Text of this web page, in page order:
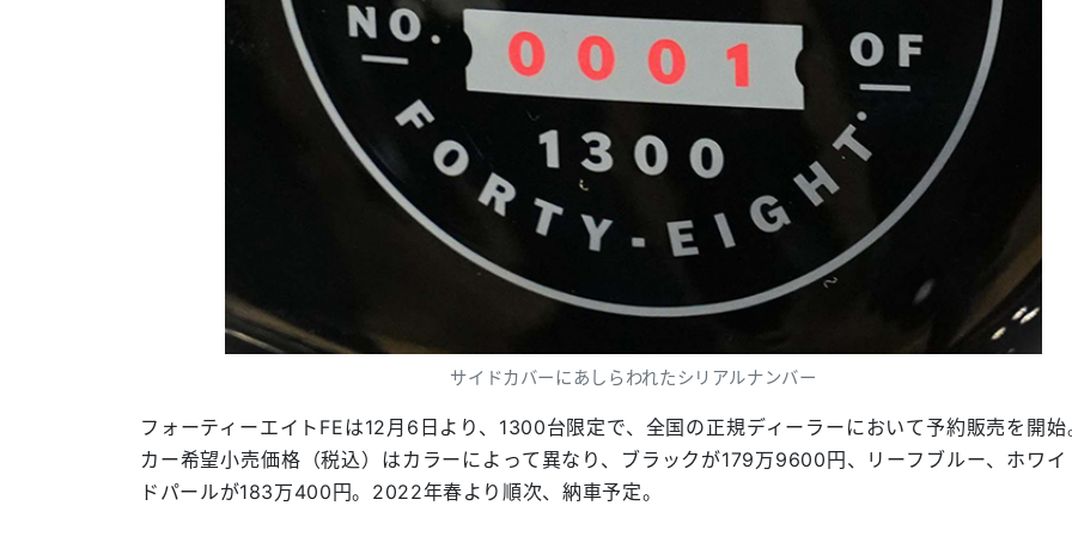
サイドカバーにあしらわれたシリアルナンバー
フォーティーエイトFEは12月6日より、1300台限定で、全国の正規ディーラーにおいて予約販売を開始
カー希望小売価格（税込）はカラーによって異なり、ブラックが179万9600円、リーフブルー、ホワイ
ドパールが183万400円。2022年春より順次、納車予定。